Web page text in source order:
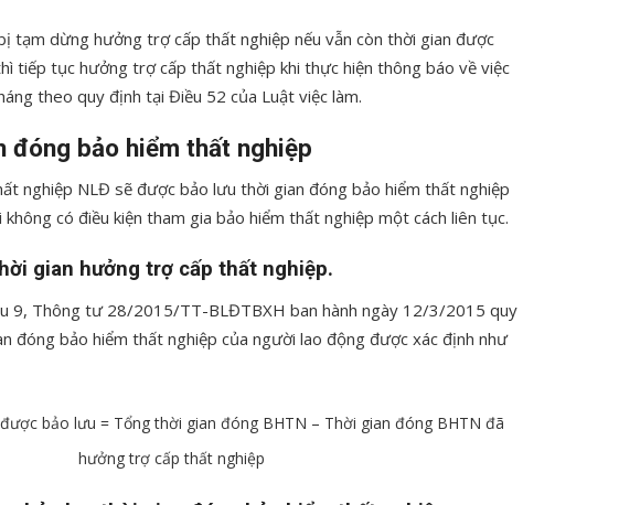
tạm dừng hưởng trợ cấp thất nghiệp nếu vẫn còn thời gian được
tiếp tục hưởng trợ cấp thất nghiệp khi thực hiện thông báo về việc
theo quy định tại Điều 52 của Luật việc làm.
đóng bảo hiểm thất nghiệp
nghiệp NLĐ sẽ được bảo lưu thời gian đóng bảo hiểm thất nghiệp
có điều kiện tham gia bảo hiểm thất nghiệp một cách liên tục.
gian hưởng trợ cấp thất nghiệp.
9, Thông tư 28/2015/TT-BLĐTBXH ban hành ngày 12/3/2015 quy
đóng bảo hiểm thất nghiệp của người lao động được xác định như
bảo lưu = Tổng thời gian đóng BHTN – Thời gian đóng BHTN đã
hưởng trợ cấp thất nghiệp